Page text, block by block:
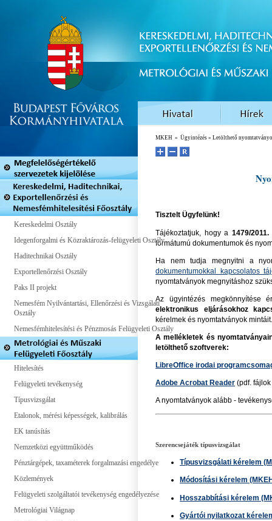
Kereskedelmi Osztály
Idegenforgalmi és Közraktározás-felügyeleti Osztály
Haditechnikai Osztály
Exportellenőrzési Osztály
Paks II projekt
Nemesfém Nyilvántartási, Ellenőrzési és Vizsgálati
Osztály
Nemesfémhitelesítési és Pénzmosás Felügyeleti Osztály
Hitelesítés
Felügyeleti tevékenység
Típusvizsgálat
Etalonok, mérési képességek, kalibrálás
EK tanúsítás
Nemzetközi együttműködés
Pénztárgépek, taxaméterek forgalmazási engedélye
Közlemények
Felügyeleti szolgáltatói tevékenység engedélyezése
Metrológiai Világnap
MKEH » Ügyintézés » Letölthető
Tisztelt Ügyfelünk!
Tájékoztatjuk, hogy a 1479/
formátumú dokumentumok és
Ha nem tudja megnyitni a
dokumentumokkal kapcsolatos
nyomtatványok megnyitáshoz
Az ügyintézés megkönnyítése
elektronikus eljárásokhoz
kérelmek és nyomtatványok mintáit.
A mellékletek és
letölthető szoftverek:
LibreOffice irodai
Adobe Acrobat Reader (pdf.
A nyomtatványok alább -
Szerencsejáték típusvizsgálat
Típusvizsgálati kérelem
Módosítási kérelem
Hosszabbítási kérelem
Gyártói nyilatkozat